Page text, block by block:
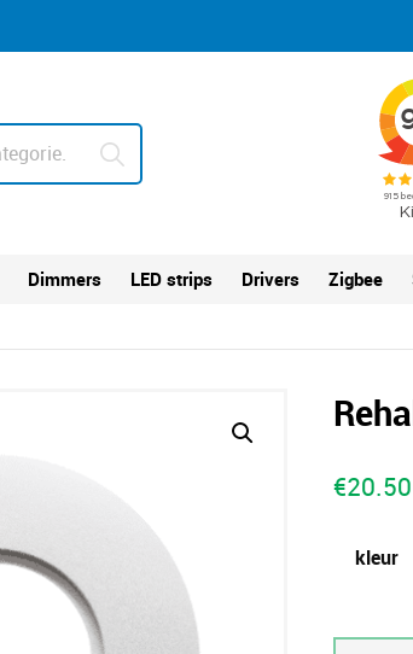
Dimmers LED strips Drivers Zigbee
€20.50
kleur